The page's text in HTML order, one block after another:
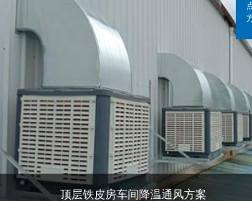
顶层铁皮房车间降温通风方案